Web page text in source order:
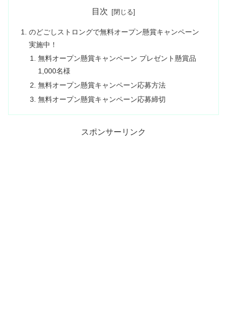
目次
のどごしストロングで無料オープン懸賞キャンペーン
実施中！
無料オープン懸賞キャンペーン プレゼント懸賞品
1,000名様
無料オープン懸賞キャンペーン応募方法
無料オープン懸賞キャンペーン応募締切
スポンサーリンク